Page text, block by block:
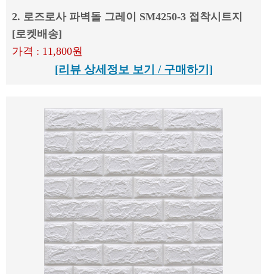
2. 로즈로사 파벽돌 그레이 SM4250-3 접착시트지
[로켓배송]
가격 : 11,800원
[리뷰 상세정보 보기 / 구매하기]